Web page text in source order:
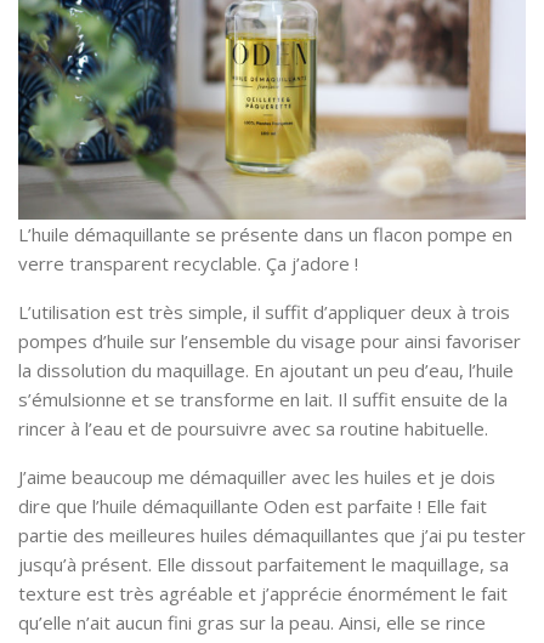
L’huile démaquillante se présente dans un flacon pompe en
verre transparent recyclable. Ça j’adore !
L’utilisation est très simple, il suffit d’appliquer deux à trois
pompes d’huile sur l’ensemble du visage pour ainsi favoriser
la dissolution du maquillage. En ajoutant un peu d’eau, l’huile
s’émulsionne et se transforme en lait. Il suffit ensuite de la
rincer à l’eau et de poursuivre avec sa routine habituelle.
J’aime beaucoup me démaquiller avec les huiles et je dois
dire que l’huile démaquillante Oden est parfaite ! Elle fait
partie des meilleures huiles démaquillantes que j’ai pu tester
jusqu’à présent. Elle dissout parfaitement le maquillage, sa
texture est très agréable et j’apprécie énormément le fait
qu’elle n’ait aucun fini gras sur la peau. Ainsi, elle se rince